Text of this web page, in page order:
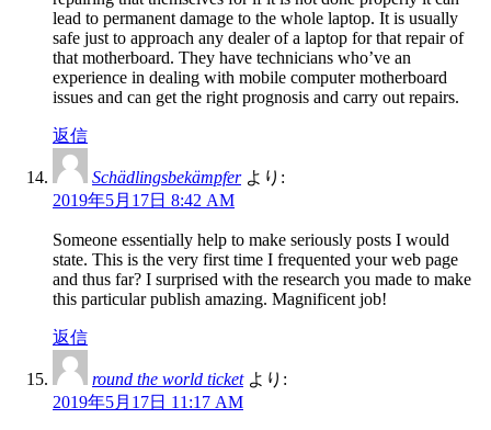
lead to permanent damage to the whole laptop. It is usually
safe just to approach any dealer of a laptop for that repair of
that motherboard. They have technicians who’ve an
experience in dealing with mobile computer motherboard
issues and can get the right prognosis and carry out repairs.
返信
Schädlingsbekämpfer より:
2019年5月17日 8:42 AM
Someone essentially help to make seriously posts I would
state. This is the very first time I frequented your web page
and thus far? I surprised with the research you made to make
this particular publish amazing. Magnificent job!
返信
round the world ticket より:
2019年5月17日 11:17 AM